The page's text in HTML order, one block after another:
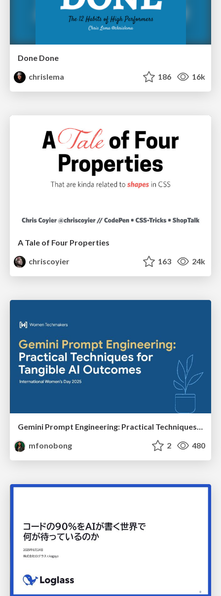
Done Done
chrislema
186 16k
A Tale of Four Properties
chriscoyier
163 24k
Gemini Prompt Engineering: Practical Techniques for Tangible AI Outcomes
mfonobong
2 480